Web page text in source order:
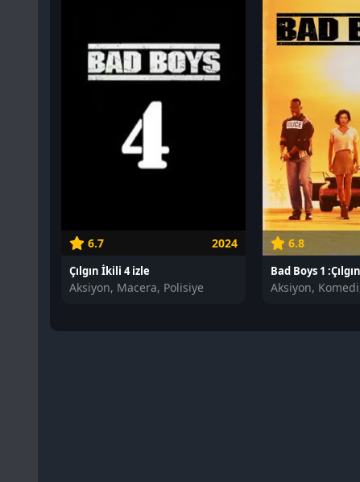
6.7 2024
Çılgın İkili 4 izle
Aksiyon, Macera, Polisiye
6.8
Bad Boys 1
Aksiyon,